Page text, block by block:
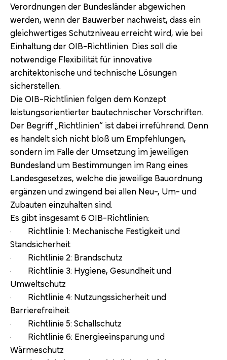
Verordnungen der Bundesländer abgewichen
werden, wenn der Bauwerber nachweist, dass ein
gleichwertiges Schutzniveau erreicht wird, wie bei
Einhaltung der OIB-Richtlinien. Dies soll die
notwendige Flexibilität für innovative
architektonische und technische Lösungen
sicherstellen.
Die OIB-Richtlinien folgen dem Konzept
leistungsorientierter bautechnischer Vorschriften.
Der Begriff „Richtlinien“ ist dabei irreführend. Denn
es handelt sich nicht bloß um Empfehlungen,
sondern im Falle der Umsetzung im jeweiligen
Bundesland um Bestimmungen im Rang eines
Landesgesetzes, welche die jeweilige Bauordnung
ergänzen und zwingend bei allen Neu-, Um- und
Zubauten einzuhalten sind.
Es gibt insgesamt 6 OIB-Richtlinien:
· Richtlinie 1: Mechanische Festigkeit und
Standsicherheit
· Richtlinie 2: Brandschutz
· Richtlinie 3: Hygiene, Gesundheit und
Umweltschutz
· Richtlinie 4: Nutzungssicherheit und
Barrierefreiheit
· Richtlinie 5: Schallschutz
· Richtlinie 6: Energieeinsparung und
Wärmeschutz